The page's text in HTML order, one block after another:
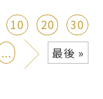
10 20
30
...
» 最後 »